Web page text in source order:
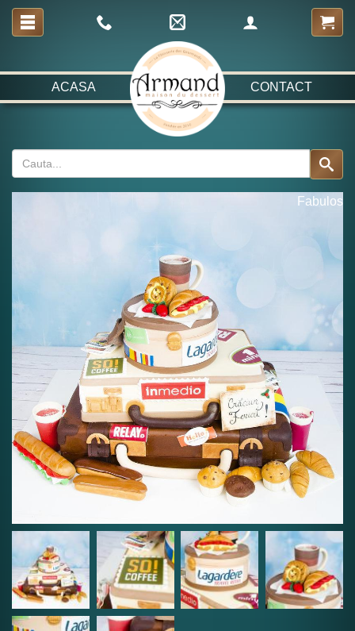
ACASA CONTACT
Fabulos